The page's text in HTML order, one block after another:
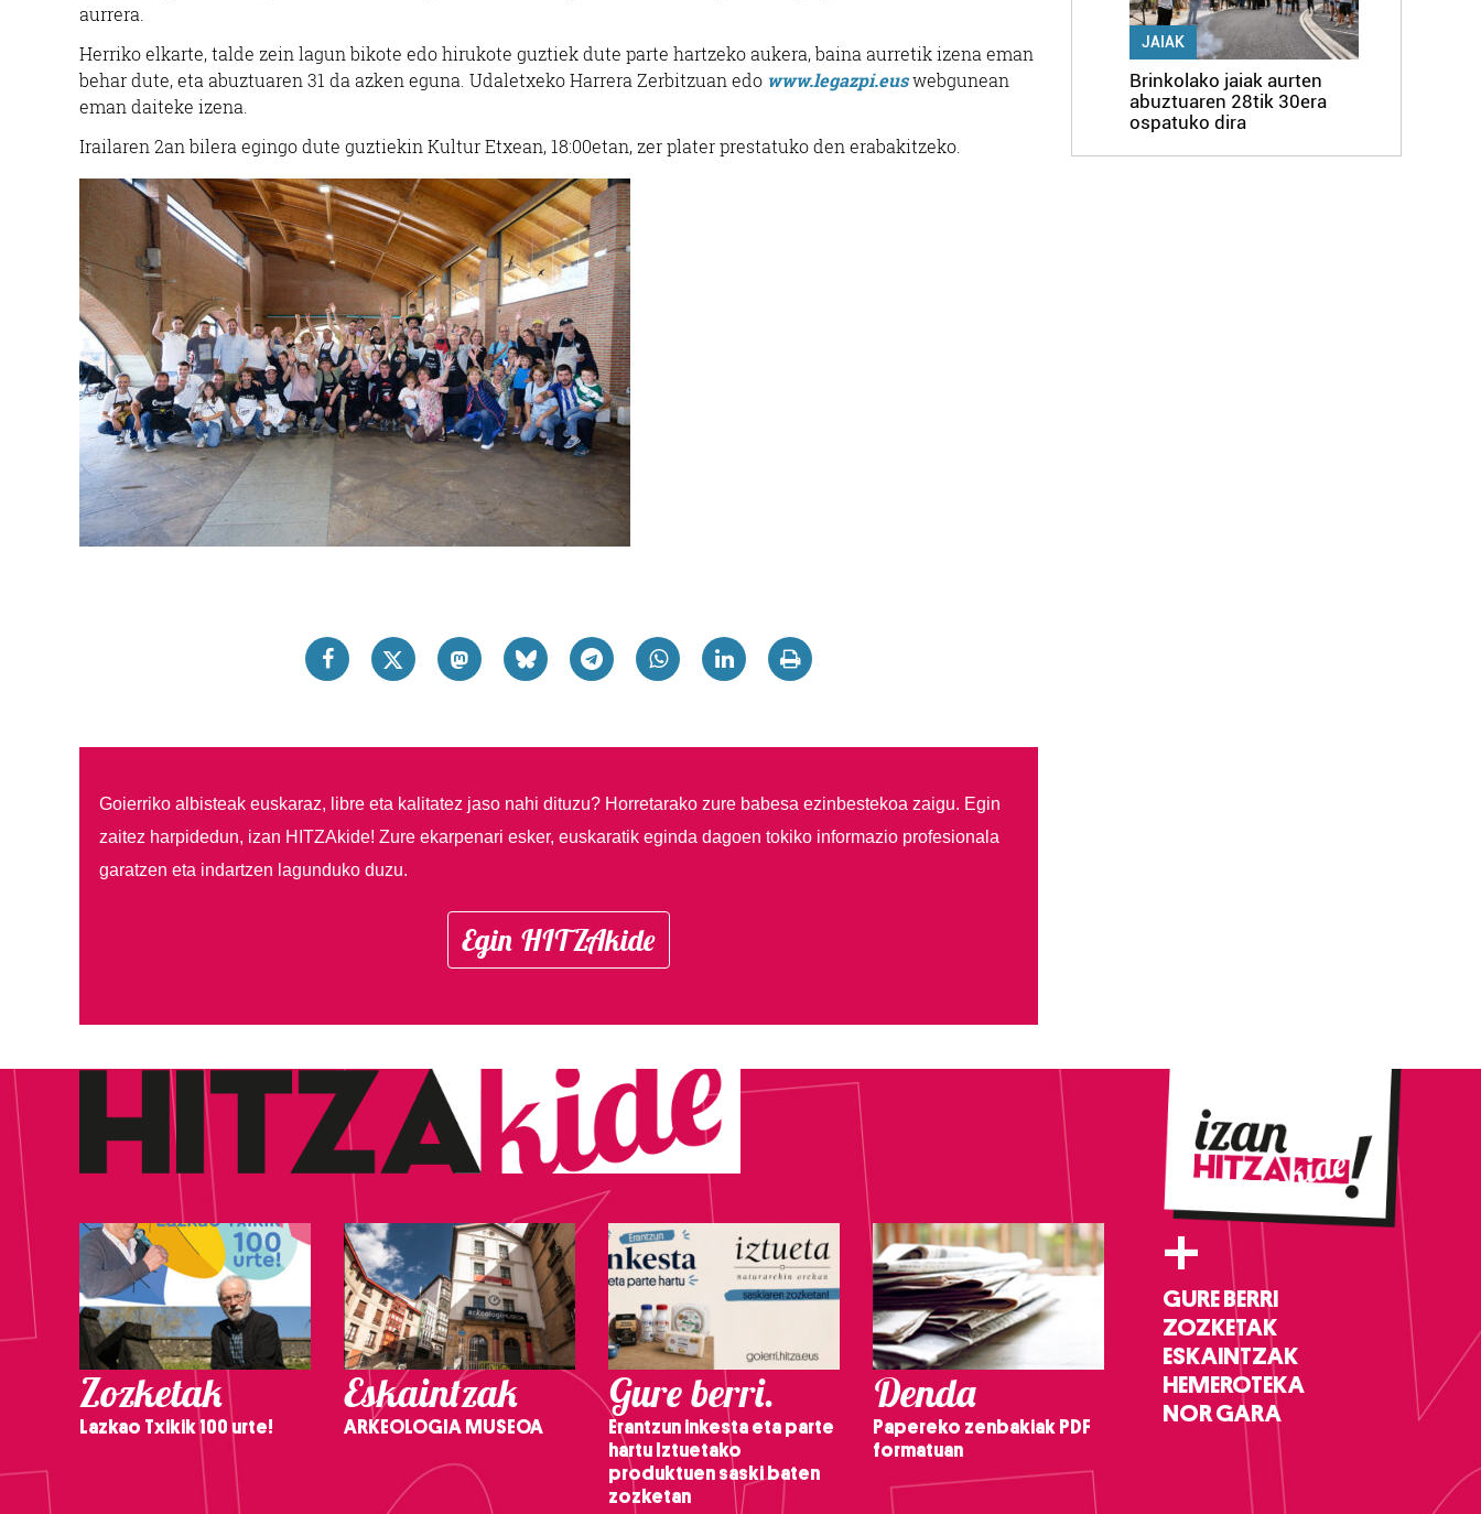
aurrera.
Herriko elkarte, talde zein lagun bikote edo hirukote guztiek dute parte hartzeko aukera, baina aurretik izena eman
behar dute, eta abuztuaren 31 da azken eguna. Udaletxeko Harrera Zerbitzuan edo www.legazpi.euswebgunean
eman daiteke izena.
Irailaren 2an bilera egingo dute guztiekin Kultur Etxean, 18:00etan, zer plater prestatuko den erabakitzeko.
Goierriko albisteak euskaraz, libre eta kalitatez jaso nahi dituzu? Horretarako zure babesa ezinbestekoa zaigu. Egin
zaitez harpidedun, izan HITZAkide! Zure ekarpenari esker, euskaratik eginda dagoen tokiko informazio profesionala
garatzen eta indartzen lagunduko duzu.
Egin HITZAkide
JAIAK
Brinkolako jaiak aurten
abuztuaren 28tik 30era
ospatuko dira
Zozketak
Lazkao Txikik 100 urte!
Eskaintzak
ARKEOLOGIA MUSEOA
Gure berri.
Erantzun inkesta eta parte
hartu Iztuetako
produktuen saski baten
zozketan
Denda
Papereko zenbakiak PDF
formatuan
+
GURE BERRI
ZOZKETAK
ESKAINTZAK
HEMEROTEKA
NOR GARA